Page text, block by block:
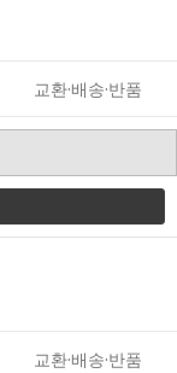
교환·배송·반품
교환·배송·반품